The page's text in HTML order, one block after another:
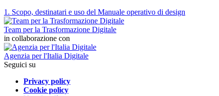
1. Scopo, destinatari e uso del Manuale operativo di design
Team per la Trasformazione Digitale
in collaborazione con
Agenzia per l'Italia Digitale
Seguici su
Privacy policy
Cookie policy